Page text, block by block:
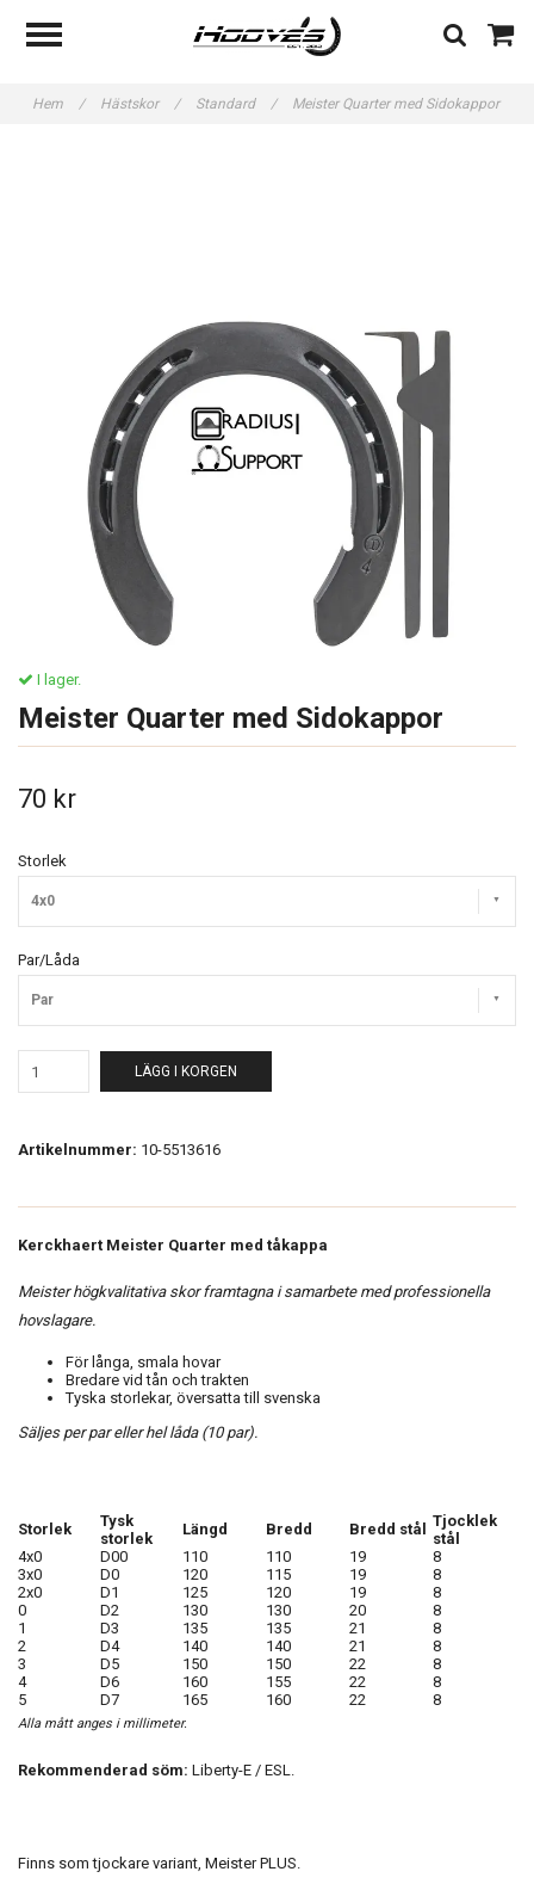
Hem / Hästskor / Standard / Meister Quarter med Sidokappor
I lager.
Meister Quarter med Sidokappor
70 kr
Storlek
4x0
Par/Låda
Par
LÄGG I KORGEN
Artikelnummer: 10-5513616
Kerckhaert Meister Quarter med tåkappa
Meister högkvalitativa skor framtagna i samarbete med professionella
hovslagare.
För långa, smala hovar
Bredare vid tån och trakten
Tyska storlekar, översatta till svenska
Säljes per par eller hel låda (10 par).
Storlek
Tysk
storlek
Längd Bredd Bredd stål
Tjocklek
stål
4x0
D00 110 110 19
8
3x0
D0 120 115 19
8
2x0
D1 125 120 19
8
0
D2 130 130 20
8
1
D3 135 135 21
8
2
D4 140 140 21
8
3
D5 150 150 22
8
4
D6 160 155 22
8
5
D7 165 160 22 8
Alla mått anges i millimeter.
Rekommenderad söm: Liberty-E / ESL.
Finns som tjockare variant, Meister PLUS.